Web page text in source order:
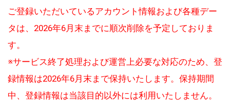
ご登録いただいているアカウント情報および各種デー
タは、2026年6月末までに順次削除を予定しておりま
す。
※サービス終了処理および運営上必要な対応のため、登
録情報は2026年6月末まで保持いたします。保持期間
中、登録情報は当該目的以外には利用いたしません。